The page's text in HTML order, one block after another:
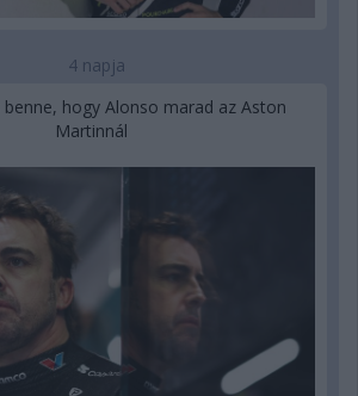
4 napja
hogy Alonso marad az Aston
Martinnál